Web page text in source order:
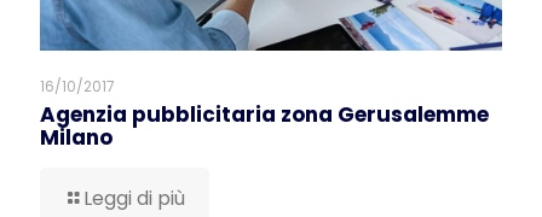
16/10/2017
Agenzia pubblicitaria zona Gerusalemme
Milano
Leggi di più